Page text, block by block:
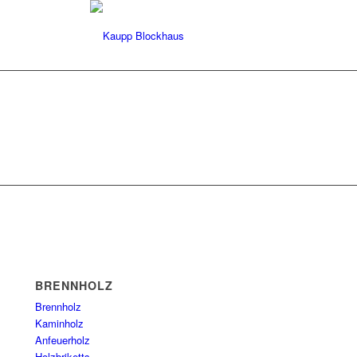
BRENNHOLZ
Brennholz
Kaminholz
Anfeuerholz